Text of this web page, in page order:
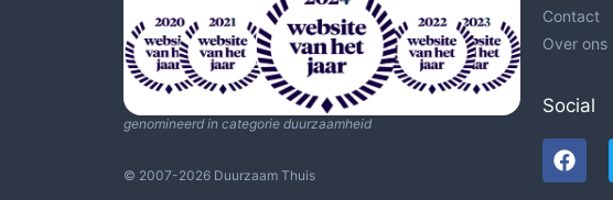
genomineerd in categorie duurzaamheid
© 2007-2026 Duurzaam Thuis
Contact
Over ons
Social